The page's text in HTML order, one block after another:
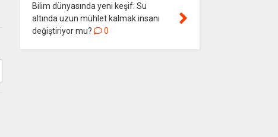
Bilim dünyasında yeni keşif: Su
altında uzun mühlet kalmak insanı
değiştiriyor mu?
0